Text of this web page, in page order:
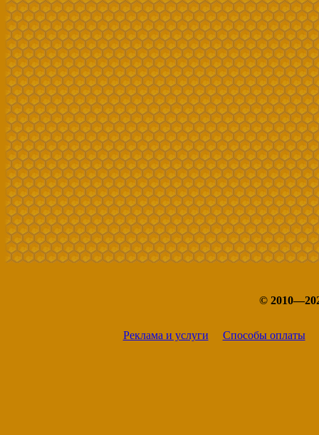
©
Реклама и услуги Способы оплаты